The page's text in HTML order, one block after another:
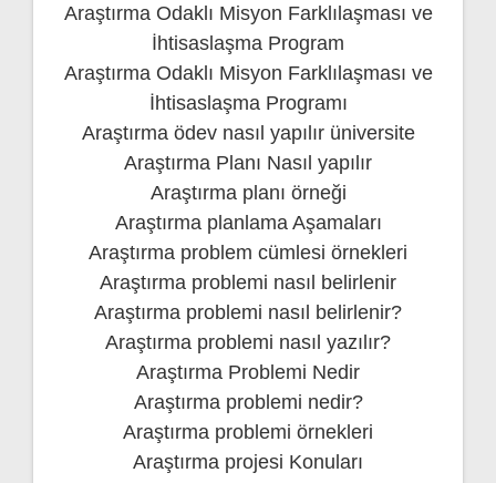
Araştırma Odaklı Misyon Farklılaşması ve
İhtisaslaşma Program
Araştırma Odaklı Misyon Farklılaşması ve
İhtisaslaşma Programı
Araştırma ödev nasıl yapılır üniversite
Araştırma Planı Nasıl yapılır
Araştırma planı örneği
Araştırma planlama Aşamaları
Araştırma problem cümlesi örnekleri
Araştırma problemi nasıl belirlenir
Araştırma problemi nasıl belirlenir?
Araştırma problemi nasıl yazılır?
Araştırma Problemi Nedir
Araştırma problemi nedir?
Araştırma problemi örnekleri
Araştırma projesi Konuları